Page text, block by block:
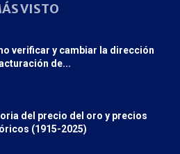
VISTO
verificar y cambiar la dirección
de...
del precio del oro y precios
(1915-2025)